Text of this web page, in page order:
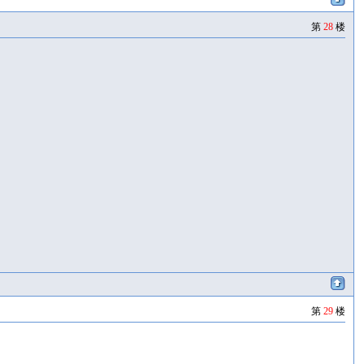
第 28楼
第 29楼